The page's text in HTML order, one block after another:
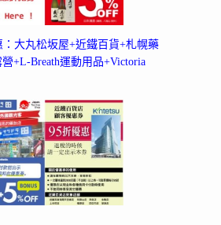
：大丸松坂屋+近鐵百貨+札幌藥
+L-Breath運動用品+Victoria